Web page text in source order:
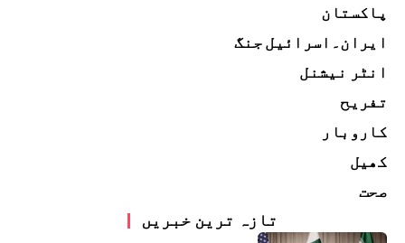
پاکستان
ایران۔اسرائیل جنگ
انٹر نیشنل
تفریح
کاروبار
کھیل
صحت
تازہ ترین خبریں